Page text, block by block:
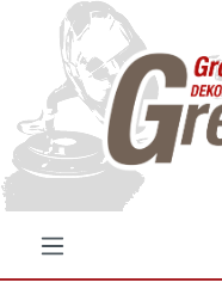
springen